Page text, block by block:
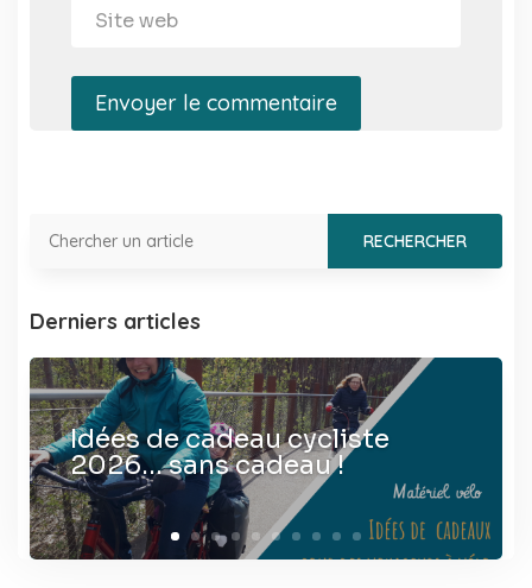
Envoyer le commentaire
Derniers articles
Idées de cadeau cycliste
2026… sans cadeau !